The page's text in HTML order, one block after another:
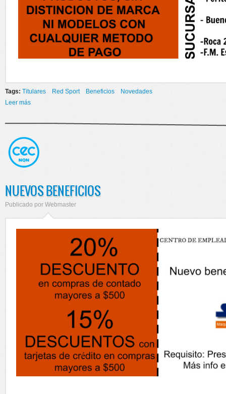
Tags: Titulares Red Sport Beneficios
Novedades
Leer más
NUEVOS BENEFICIOS
Publicado por Webmaster